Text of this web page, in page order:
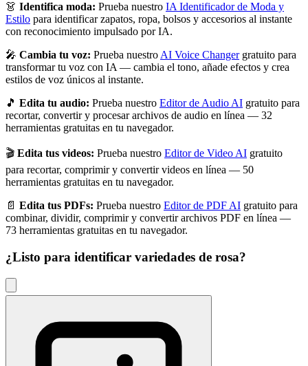
👗 Identifica moda: Prueba nuestro IA Identificador de Moda y
Estilo para identificar zapatos, ropa, bolsos y accesorios al instante
con reconocimiento impulsado por IA.
🎤 Cambia tu voz: Prueba nuestro AI Voice Changer gratuito para
transformar tu voz con IA — cambia el tono, añade efectos y crea
estilos de voz únicos al instante.
🎵 Edita tu audio: Prueba nuestro Editor de Audio AI gratuito para
recortar, convertir y procesar archivos de audio en línea — 32
herramientas gratuitas en tu navegador.
🎬 Edita tus videos: Prueba nuestro Editor de Video AI gratuito
para recortar, comprimir y convertir videos en línea — 50
herramientas gratuitas en tu navegador.
📄 Edita tus PDFs: Prueba nuestro Editor de PDF AI gratuito para
combinar, dividir, comprimir y convertir archivos PDF en línea —
73 herramientas gratuitas en tu navegador.
¿Listo para identificar variedades de rosa?